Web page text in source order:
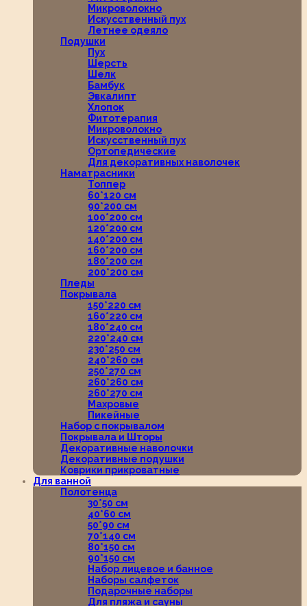
Микроволокно
Искусственный пух
Летнее одеяло
Подушки
Пух
Шерсть
Шелк
Бамбук
Эвкалипт
Хлопок
Фитотерапия
Микроволокно
Искусственный пух
Ортопедические
Для декоративных наволочек
Наматрасники
Топпер
60*120 см
90*200 см
100*200 см
120*200 см
140*200 см
160*200 см
180*200 см
200*200 см
Пледы
Покрывала
150*220 см
160*220 см
180*240 см
220*240 см
230*250 см
240*260 см
250*270 см
260*260 см
260*270 см
Махровые
Пикейные
Набор с покрывалом
Покрывала и Шторы
Декоративные наволочки
Декоративные подушки
Коврики прикроватные
Для ванной
Полотенца
30*50 см
40*60 см
50*90 см
70*140 см
80*150 см
90*150 см
Набор лицевое и банное
Наборы салфеток
Подарочные наборы
Для пляжа и сауны